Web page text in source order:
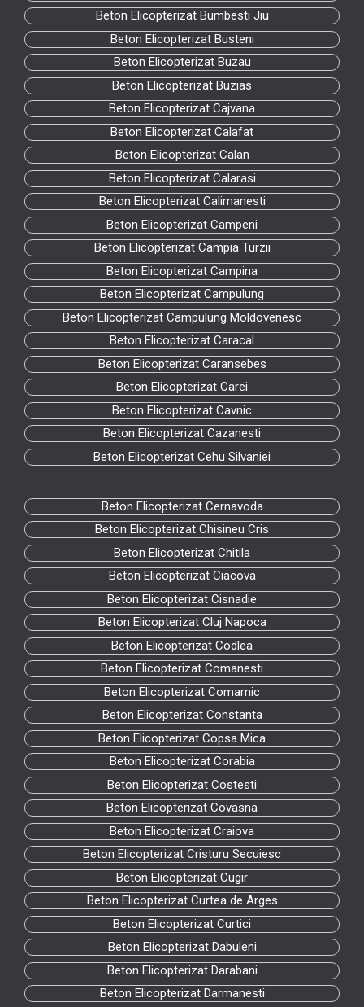
Beton Elicopterizat Bumbesti Jiu
Beton Elicopterizat Busteni
Beton Elicopterizat Buzau
Beton Elicopterizat Buzias
Beton Elicopterizat Cajvana
Beton Elicopterizat Calafat
Beton Elicopterizat Calan
Beton Elicopterizat Calarasi
Beton Elicopterizat Calimanesti
Beton Elicopterizat Campeni
Beton Elicopterizat Campia Turzii
Beton Elicopterizat Campina
Beton Elicopterizat Campulung
Beton Elicopterizat Campulung Moldovenesc
Beton Elicopterizat Caracal
Beton Elicopterizat Caransebes
Beton Elicopterizat Carei
Beton Elicopterizat Cavnic
Beton Elicopterizat Cazanesti
Beton Elicopterizat Cehu Silvaniei
Beton Elicopterizat Cernavoda
Beton Elicopterizat Chisineu Cris
Beton Elicopterizat Chitila
Beton Elicopterizat Ciacova
Beton Elicopterizat Cisnadie
Beton Elicopterizat Cluj Napoca
Beton Elicopterizat Codlea
Beton Elicopterizat Comanesti
Beton Elicopterizat Comarnic
Beton Elicopterizat Constanta
Beton Elicopterizat Copsa Mica
Beton Elicopterizat Corabia
Beton Elicopterizat Costesti
Beton Elicopterizat Covasna
Beton Elicopterizat Craiova
Beton Elicopterizat Cristuru Secuiesc
Beton Elicopterizat Cugir
Beton Elicopterizat Curtea de Arges
Beton Elicopterizat Curtici
Beton Elicopterizat Dabuleni
Beton Elicopterizat Darabani
Beton Elicopterizat Darmanesti